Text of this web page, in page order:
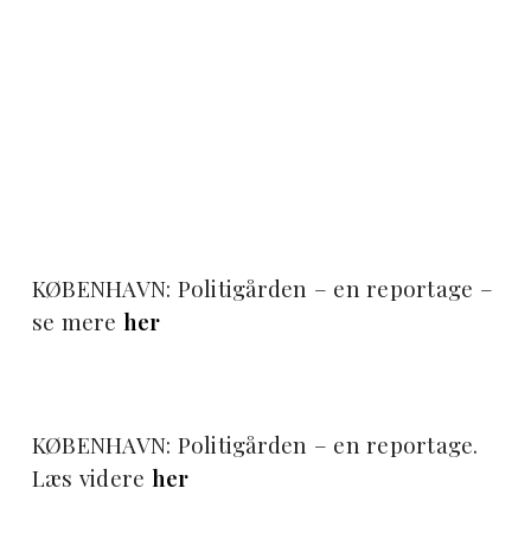
KØBENHAVN: Politigården – en reportage –
se mere her
KØBENHAVN: Politigården – en reportage.
Læs videre her